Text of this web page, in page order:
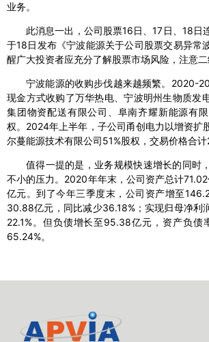
业务。
此消息一出，公司股票16日、17日、18日
于18日发布《宁波能源关于公司股票交易异常
醒广大投资者应充分了解股票市场风险，注意二
宁波能源的收购步伐越来越频繁。2020-
现金方式收购了万华热电、宁波明州生物质发
集团物资配送有限公司、阜南齐耀新能源有
权。2024年上半年，子公司甬创电力以增资扩
尔蔓能源技术有限公司51%股权，交易价格合计
值得一提的是，业务规模快速增长的同时
不小的压力。2020年年末，公司资产总计
亿元。到了今年三季度末，公司资产增至
30.88亿元，同比减少36.18%；实现归母净利
22.1%。但负债增长至95.38亿元，资产负债
65.24%。